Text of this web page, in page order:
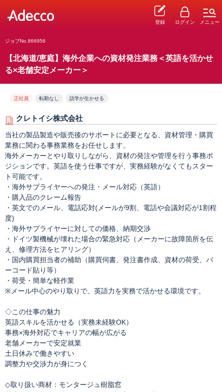
登録 ログイン メニュー
ジョブNo.866956
【北海道/恵庭】海外企業への資材発注業務＜英語を活かせ
る×老舗安定メーカー＞
正社員 転勤なし 語学が生かせる
クレトイシ株式会社
当社の製品製造や販売後のサポートに必要となる、資材管理・購買
業務に関わる事務業務をお任せします。
海外メーカーとやり取りしながら、資材の発注や管理を行う事務ポ
ジションです。英語を使う仕事ですが、実務経験がなくてもスター
ト可能です。
・海外サプライヤーへの発注・メール対応（英語）
・購入品のクレーム報告
・英文でのメール、電話応対(メールが9割、電話や会議対応が1割程
度)
・海外サプライヤーに対しての価格、納期交渉
・ドイツ製機械が壊れた場合の緊急対応（メーカーに故障箇所を伝
え、修理方法をヒアリング）
・国内購買担当者の補助（購買伺書、発注書作成、資材の荷受、バ
ーコード貼り等）
・荷受・簡単な軽作業
※メール中心のやり取りで、英語力を実務で活かせる環境です。
◇この仕事の魅力
英語スキルを活かせる（実務未経験OK）
事務×海外対応でキャリアの幅が広がる
老舗メーカーで安定就業
土日休みで働きやすい
調整力や交渉力が身につく
◇取り扱い商材：モンタージュ樹脂窓